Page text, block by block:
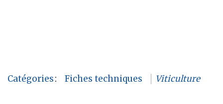
Catégories: Fiches techniques Viticulture